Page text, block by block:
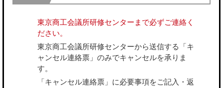
東京商工会議所研修センターまで必ずご連絡く
ださい。
東京商工会議所研修センターから送信する「キ
ャンセル連絡票」のみでキャンセルを承りま
す。
「キャンセル連絡票」に必要事項をご記入・返